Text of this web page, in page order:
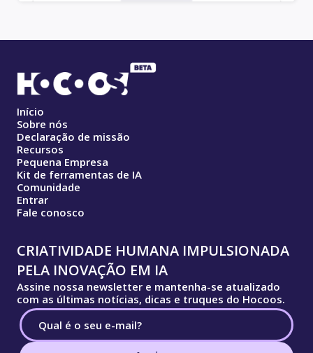
Início
Sobre nós
Declaração de missão
Recursos
Pequena Empresa
Kit de ferramentas de IA
Comunidade
Entrar
Fale conosco
CRIATIVIDADE HUMANA IMPULSIONADA
PELA INOVAÇÃO EM IA
Assine nossa newsletter e mantenha-se atualizado
com as últimas notícias, dicas e truques do Hocoos.